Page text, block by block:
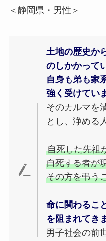
＜静岡県・男性＞
土地の歴史か
のしかかって
自身も弟も家
強く受けてい
そのカルマを
とし、浄める
自死した先祖
自死する者が
その方を弔う
命に関わるこ
を阻まれてき
男子社会の前